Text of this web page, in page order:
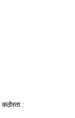
कठोरता :